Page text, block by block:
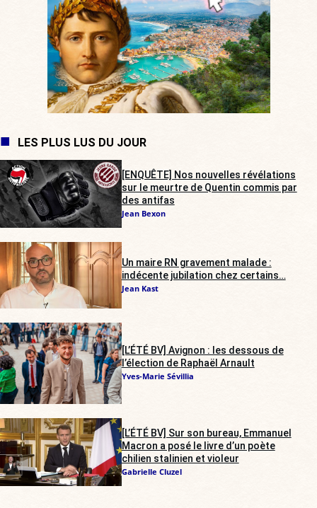
LES PLUS LUS DU JOUR
[ENQUÊTE] Nos nouvelles révélations
sur le meurtre de Quentin commis par
des antifas
Jean Bexon
Un maire RN gravement malade :
indécente jubilation chez certains…
Jean Kast
[L’ÉTÉ BV] Avignon : les dessous de
l’élection de Raphaël Arnault
Yves-Marie Sévillia
[L’ÉTÉ BV] Sur son bureau, Emmanuel
Macron a posé le livre d’un poète
chilien stalinien et violeur
Gabrielle Cluzel